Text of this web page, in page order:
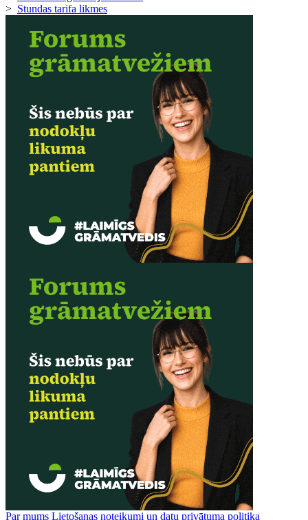
> Stundas tarifa likmes
Par mums Lietošanas noteikumi un datu privātuma politika